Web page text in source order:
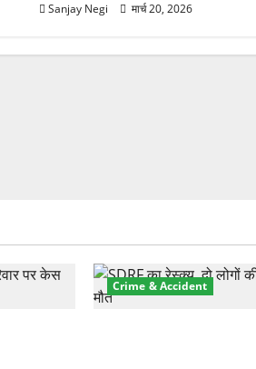
Sanjay Negi मार्च 20, 2026
Crime & Accident